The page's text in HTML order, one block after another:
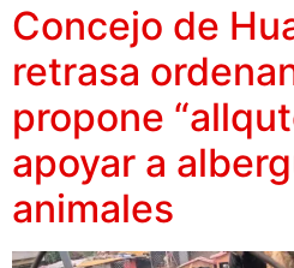
Concejo de
retrasa
propone
apoyar a
animales